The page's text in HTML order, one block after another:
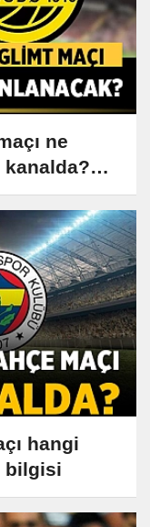
ne
kanalda?
hangi
bilgisi